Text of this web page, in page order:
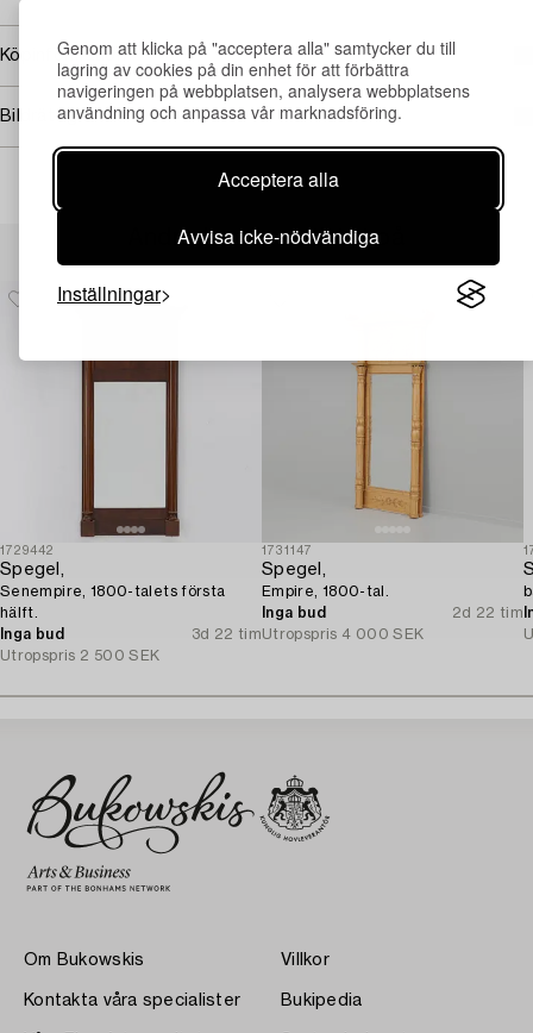
Genom att klicka på "acceptera alla" samtycker du till
lagring av cookies på din enhet för att förbättra
navigeringen på webbplatsen, analysera webbplatsens
användning och anpassa vår marknadsföring.
Acceptera alla
Avvisa icke-nödvändiga
Inställningar
Köpinformation
Bildrättigheter
Andra har även tittat på
1729442
Spegel,
Senempire, 1800-talets första
hälft.
Inga bud
3d 22 tim
Utropspris 2 500 SEK
1731147
Spegel,
Empire, 1800-tal.
Inga bud
2d 22 tim
Utropspris 4 000 SEK
Om Bukowskis
Kontakta våra specialister
Villkor
Bukipedia